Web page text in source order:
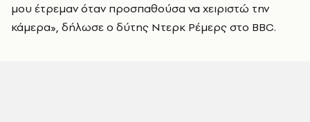
μου έτρεμαν όταν προσπαθούσα να χειριστώ την
κάμερα», δήλωσε ο δύτης Ντερκ Ρέμερς στο BBC.